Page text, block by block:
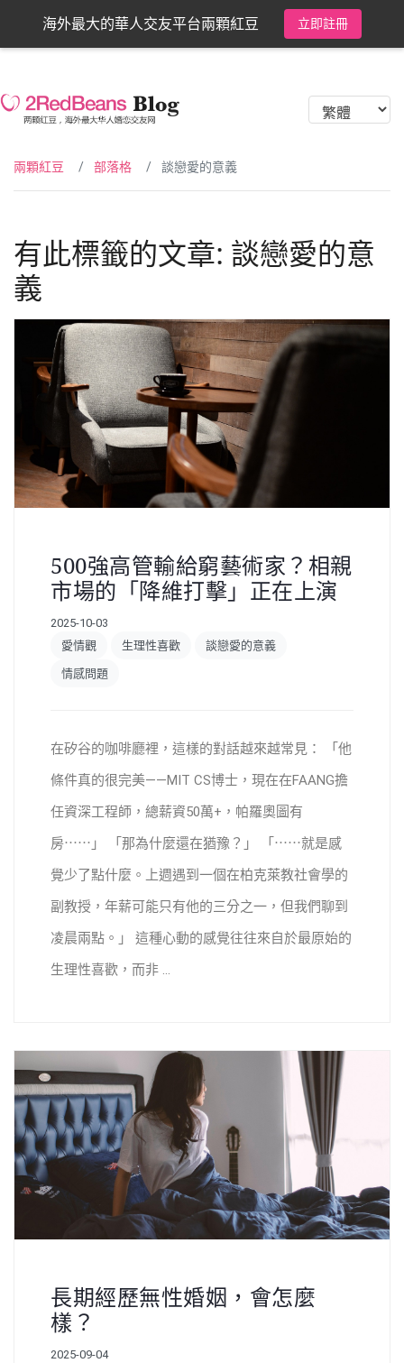
海外最大的華人交友平台兩顆紅豆 立即註冊
兩顆紅豆 部落格 談戀愛的意義
有此標籤的文章: 談戀愛的意
義
500強高管輸給窮藝術家？相親
市場的「降維打擊」正在上演
2025-10-03
愛情觀
生理性喜歡 談戀愛的意義
情感問題
在矽谷的咖啡廳裡，這樣的對話越來越常見： 「他
條件真的很完美——MIT CS博士，現在在FAANG擔
任資深工程師，總薪資50萬+，帕羅奧圖有
房⋯⋯」 「那為什麼還在猶豫？」 「⋯⋯就是感
覺少了點什麼。上週遇到一個在柏克萊教社會學的
副教授，年薪可能只有他的三分之一，但我們聊到
凌晨兩點。」 這種心動的感覺往往來自於最原始的
生理性喜歡，而非 ...
長期經歷無性婚姻，會怎麼
樣？
2025-09-04